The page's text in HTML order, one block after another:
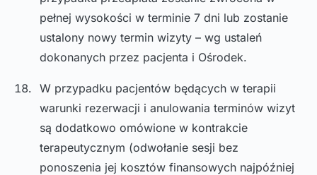
pełnej wysokości w terminie 7 dni lub zostanie
ustalony nowy termin wizyty – wg ustaleń
dokonanych przez pacjenta i Ośrodek.
W przypadku pacjentów będących w terapii
warunki rezerwacji i anulowania terminów wizyt
są dodatkowo omówione w kontrakcie
terapeutycznym (odwołanie sesji bez
ponoszenia jej kosztów finansowych najpóźniej